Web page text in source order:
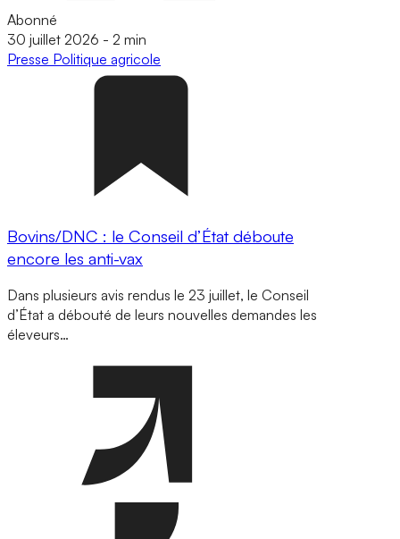
Abonné
30 juillet 2026 - 2 min
Presse Politique agricole
Bovins/DNC : le Conseil d’État déboute
encore les anti-vax
Dans plusieurs avis rendus le 23 juillet, le Conseil
d’État a débouté de leurs nouvelles demandes les
éleveurs…